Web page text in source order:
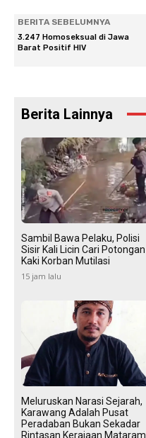
BERITA SEBELUMNYA
3.247 Homoseksual di Jawa
Barat Positif HIV
Berita Lainnya
Sambil Bawa Pelaku, Polisi
Sisir Kali Licin Cari Potongan
Kaki Korban Mutilasi
15 jam lalu
Meluruskan Narasi Sejarah,
Karawang Adalah Pusat
Peradaban Bukan Sekadar
Rintasan Kerajaan Mataram